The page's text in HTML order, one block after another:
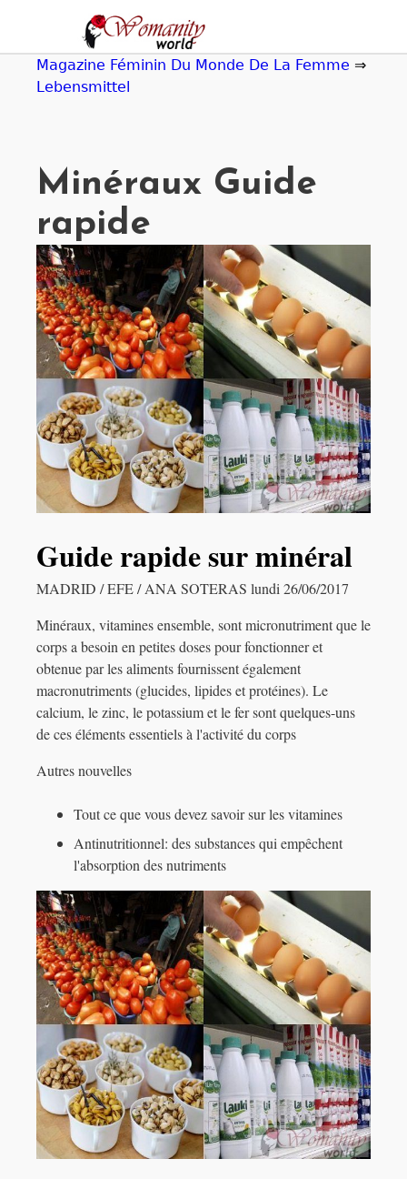
navigation
Magazine Féminin Du Monde De La Femme ⇒
Lebensmittel
Minéraux Guide
rapide
Guide rapide sur minéral
MADRID / EFE / ANA SOTERAS lundi 26/06/2017
Minéraux, vitamines ensemble, sont micronutriment que le
corps a besoin en petites doses pour fonctionner et
obtenue par les aliments fournissent également
macronutriments (glucides, lipides et protéines). Le
calcium, le zinc, le potassium et le fer sont quelques-uns
de ces éléments essentiels à l'activité du corps
Autres nouvelles
Tout ce que vous devez savoir sur les vitamines
Antinutritionnel: des substances qui empêchent
l'absorption des nutriments